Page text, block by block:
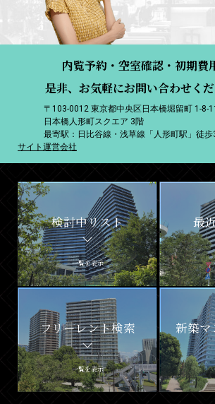
内覧予約・空室確認・初期費
是非、お気軽にお問い合わせくだ
〒103-0012 東京都中央区日本橋堀留町 1-8-
日本橋人形町スクエア 3階
最寄駅：日比谷線・浅草線「人形町駅」徒歩
サイト運営会社
検討中リスト
一覧を表示
最
フリーレント検索
一覧を表示
新築